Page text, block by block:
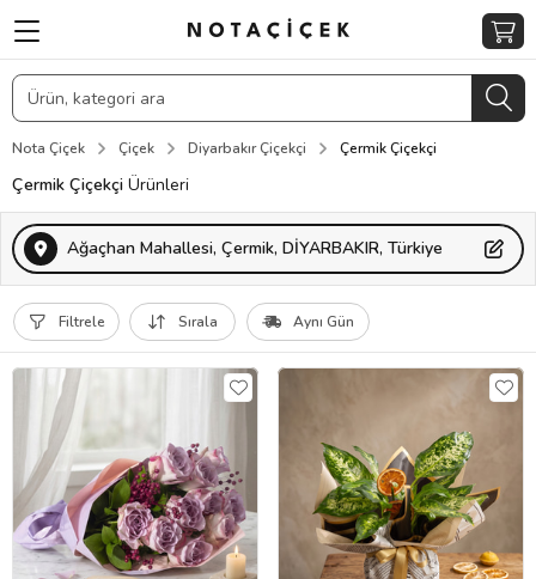
Nota Çiçek Çiçek Diyarbakır Çiçekçi Çermik Çiçekçi
Çermik Çiçekçi Ürünleri
Ağaçhan Mahallesi, Çermik, DİYARBAKIR, Türkiye
Filtrele Sırala Aynı Gün